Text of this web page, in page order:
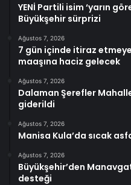
YENİ Partili isim ‘yarın
Büyükşehir sürprizi
Ağustos 7, 2026
7 gün içinde itiraz
maaşına haciz gelecek
Ağustos 7, 2026
Dalaman Şerefler
giderildi
Ağustos 7, 2026
Manisa Kula’da sıcak
Ağustos 7, 2026
Büyükşehir’den
desteği